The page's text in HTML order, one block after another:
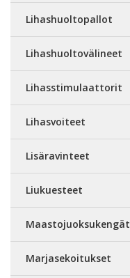
Lihashuoltopallot
Lihashuoltovälineet
Lihasstimulaattorit
Lihasvoiteet
Lisäravinteet
Liukuesteet
Maastojuoksukengät
Marjasekoitukset